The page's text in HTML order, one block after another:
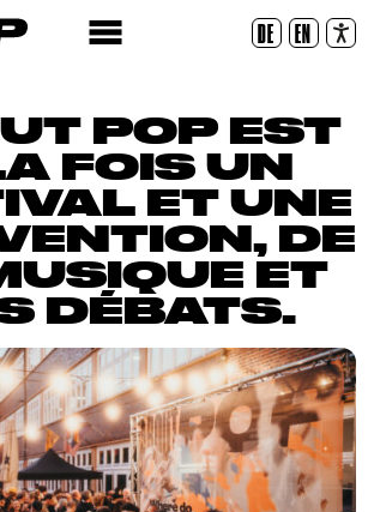
DE EN
Réinitialiser
POP EST
FOIS UN
ET UNE
DE
ET
DÉBATS.